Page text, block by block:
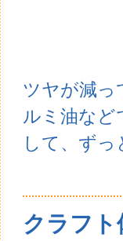
ツヤが減っ
ルミ油など
して、ず
クラフト